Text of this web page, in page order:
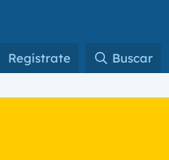
Regístrate Buscar